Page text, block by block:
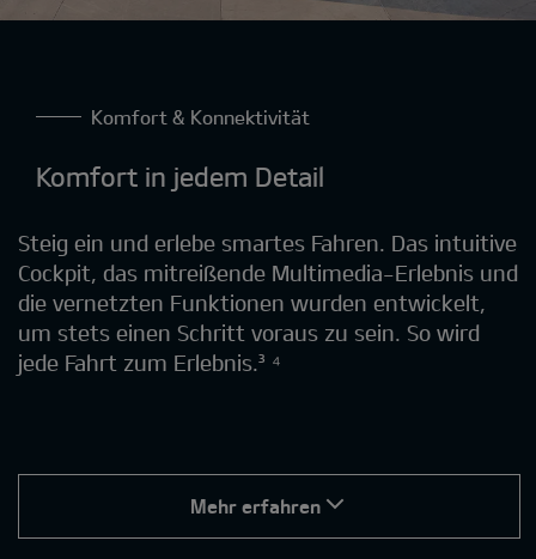
Komfort & Konnektivität
Komfort in jedem Detail
Steig ein und erlebe smartes Fahren. Das intuitive
Cockpit, das mitreißende Multimedia-Erlebnis und
die vernetzten Funktionen wurden entwickelt,
um stets einen Schritt voraus zu sein. So wird
jede Fahrt zum Erlebnis.³ ⁴
Mehr erfahren